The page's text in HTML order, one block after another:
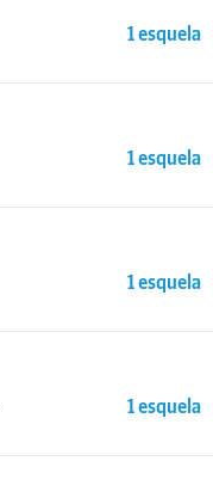
1 esquela
1 esquela
1 esquela
1 esquela